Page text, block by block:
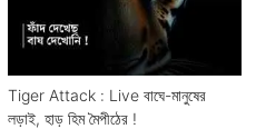
Tiger Attack : Live বাঘে-মানুষের
লড়াই, হাড় হিম মৈপীঠের !